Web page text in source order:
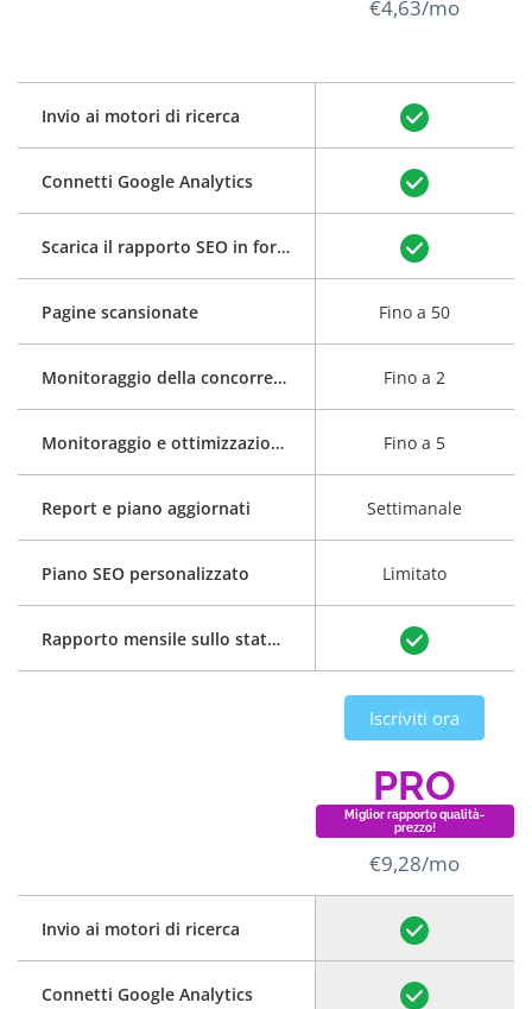
Invio ai motori di ricerca
Connetti Google Analytics
Scarica il rapporto SEO in formato PDF
Pagine scansionate
Monitoraggio della concorrenza
Monitoraggio e ottimizzazione delle parole chiave
Report e piano aggiornati
Piano SEO personalizzato
Rapporto mensile sullo stato di avanzamento
€4,63/mo
Fino a 50
Fino a 2
Fino a 5
Settimanale
Limitato
Iscriviti ora
Invio ai motori di ricerca
Connetti Google Analytics
PRO
Miglior rapporto qualità-
prezzo!
€9,28/mo